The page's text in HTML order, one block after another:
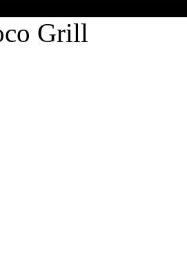
Grill